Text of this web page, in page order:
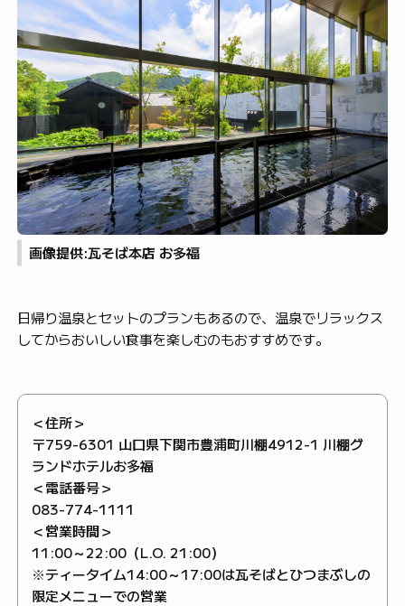
画像提供:瓦そば本店 お多福
日帰り温泉とセットのプランもあるので、温泉でリラックス
してからおいしい食事を楽しむのもおすすめです。
＜住所＞
〒759-6301 山口県下関市豊浦町川棚4912-1 川棚グ
ランドホテルお多福
＜電話番号＞
083-774-1111
＜営業時間＞
11:00～22:00（L.O. 21:00）
※ティータイム14:00～17:00は瓦そばとひつまぶしの
限定メニューでの営業